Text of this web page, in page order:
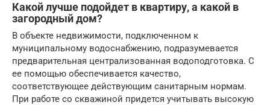
Какой лучше подойдет в квартиру, а какой в
загородный дом?
В объекте недвижимости, подключенном к
муниципальному водоснабжению, подразумевается
предварительная централизованная водоподготовка. С
ее помощью обеспечивается качество,
соответствующее действующим санитарным нормам.
При работе со скважиной придется учитывать высокую